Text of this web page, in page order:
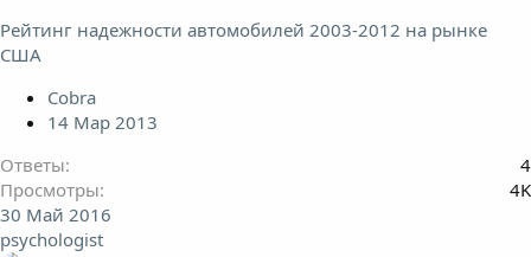
Рейтинг надежности автомобилей 2003-2012 на рынке
США
Cobra
14 Мар 2013
Ответы
4
Просмотры
4K
30 Май 2016
psychologist